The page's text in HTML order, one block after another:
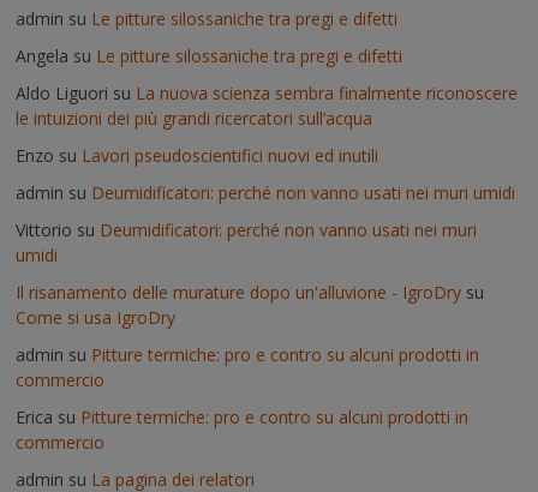
admin su Le pitture silossaniche tra pregi e difetti
Angela su Le pitture silossaniche tra pregi e difetti
Aldo Liguori su La nuova scienza sembra finalmente riconoscere
le intuizioni dei più grandi ricercatori sull’acqua
Enzo su Lavori pseudoscientifici nuovi ed inutili
admin su Deumidificatori: perché non vanno usati nei muri umidi
Vittorio su Deumidificatori: perché non vanno usati nei muri
umidi
Il risanamento delle murature dopo un'alluvione - IgroDry su
Come si usa IgroDry
admin su Pitture termiche: pro e contro su alcuni prodotti in
commercio
Erica su Pitture termiche: pro e contro su alcuni prodotti in
commercio
admin su La pagina dei relatori